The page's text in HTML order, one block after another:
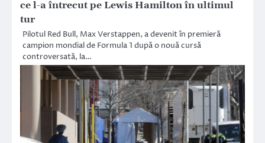
ce l-a întrecut pe Lewis Hamilton în ultimul
tur
Pilotul Red Bull, Max Verstappen, a devenit în premieră
campion mondial de Formula 1 după o nouă cursă
controversată, la…